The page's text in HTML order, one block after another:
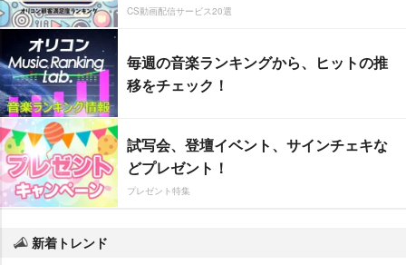
CS動画配信サービス20選
毎週の音楽ランキングから、ヒットの推
移をチェック！
試写会、登壇イベント、サインチェキな
どプレゼント！
プレゼント特集
新着トレンド